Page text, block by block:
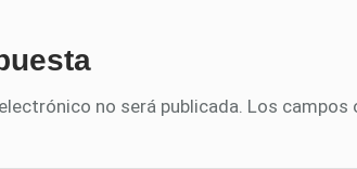
no será publicada. Los campos